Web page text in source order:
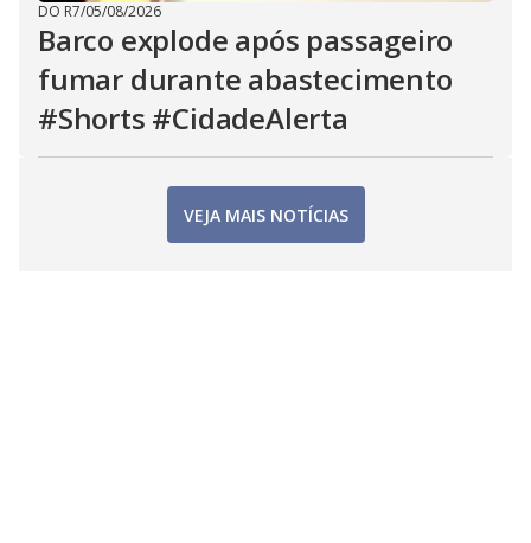
DO R7/05/08/2026
Barco explode após passageiro
fumar durante abastecimento
#Shorts #CidadeAlerta
VEJA MAIS NOTÍCIAS